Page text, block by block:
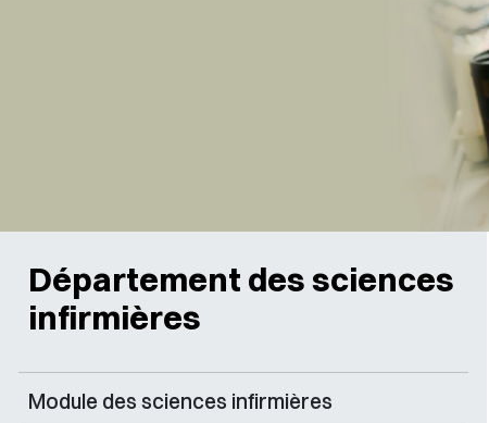
Département des sciences
infirmières
Module des sciences infirmières